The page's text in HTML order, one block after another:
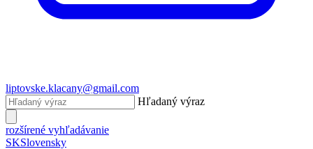
liptovske.klacany@gmail.com
Hľadaný výraz
rozšírené vyhľadávanie
SKSlovensky